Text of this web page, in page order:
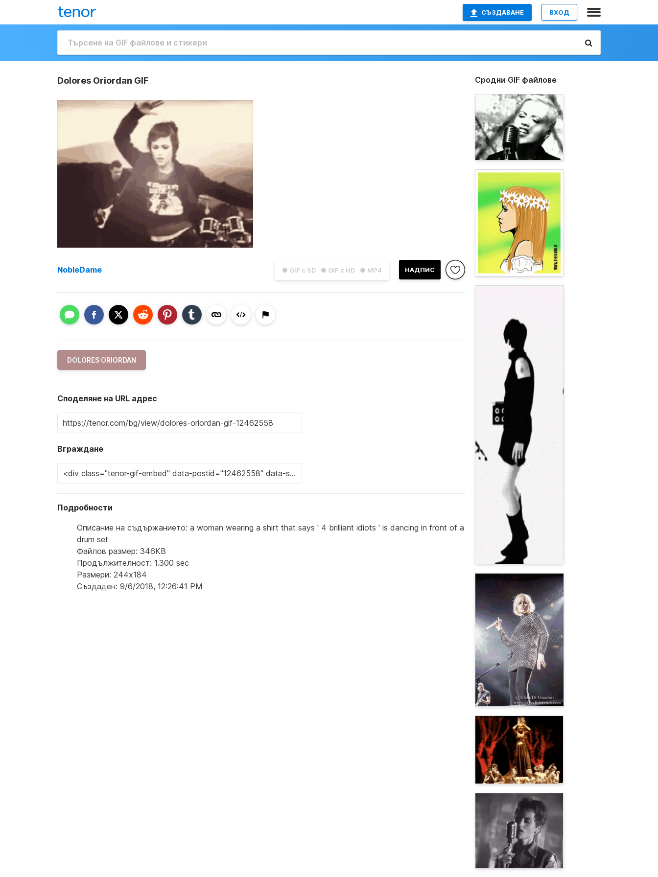
СЪЗДАВАНЕ ВХОД
Dolores Oriordan GIF
● GIF с SD ● GIF с HD ● MP4 НАДПИС
NobleDame
DOLORES ORIORDAN
Споделяне на URL адрес
Вграждане
Подробности
Описание на съдържанието: a woman wearing a shirt that says ' 4 brilliant idiots ' is dancing in front of a
drum set
Файлов размер: 346KB
Продължителност: 1.300 sec
Размери: 244x184
Създаден: 9/6/2018, 12:26:41 PM
Сродни GIF файлове